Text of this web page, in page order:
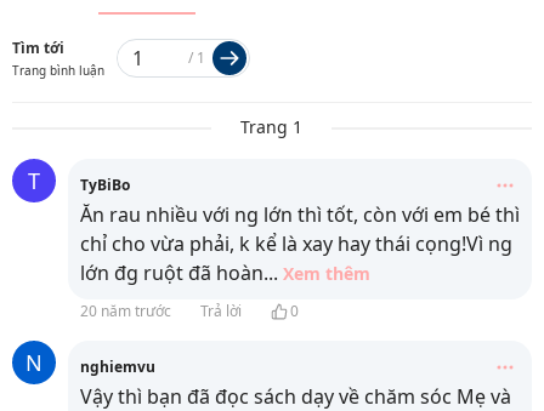
Tìm tới
Trang bình luận
/ 1
Trang 1
T TyBiBo
Ăn rau nhiều với ng lớn thì tốt, còn với em bé thì
chỉ cho vừa phải, k kể là xay hay thái cọng!Vì ng
lớn đg ruột đã hoàn... Xem thêm
20 năm trước Trả lời 0
N nghiemvu
Vậy thì bạn đã đọc sách dạy về chăm sóc Mẹ và